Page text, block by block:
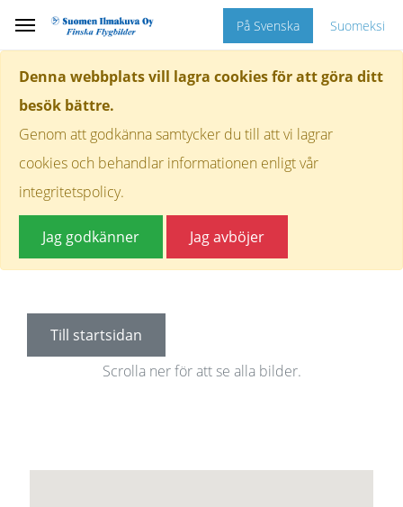
Denna webbplats vill lagra cookies för att göra ditt
besök bättre.
Genom att godkänna samtycker du till att vi lagrar
cookies och behandlar informationen enligt vår
integritetspolicy.
Jag godkänner Jag avböjer
På Svenska Suomeksi
Till startsidan
Scrolla ner för att se alla bilder.